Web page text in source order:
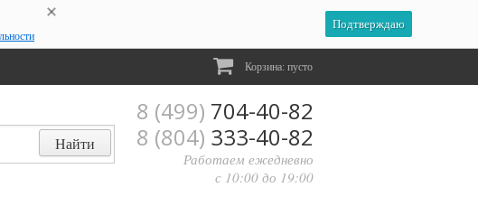
Подтверждаю
Корзина: пусто
8 (499) 704-40-82
8 (804) 333-40-82
Работаем ежедневно
с 10:00 до 19:00